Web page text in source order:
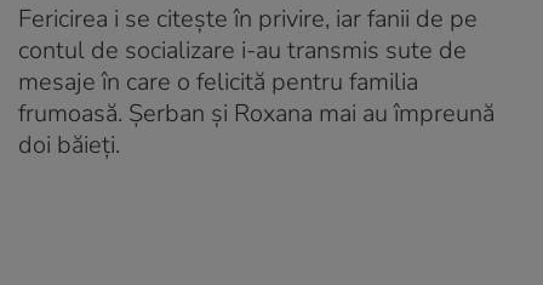
Fericirea i se citește în privire, iar fanii de pe
contul de socializare i-au transmis sute de
mesaje în care o felicită pentru familia
frumoasă. Șerban și Roxana mai au împreună
doi băieți.